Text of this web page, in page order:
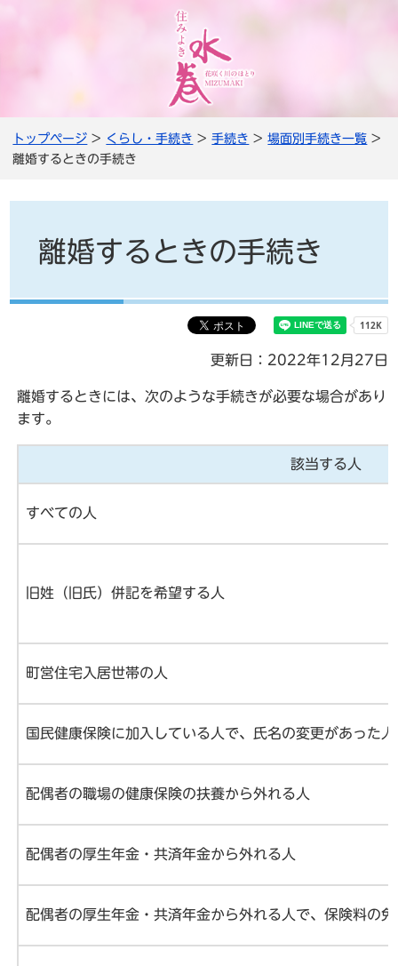
トップページ > くらし・手続き >手続き >場面別手続き一覧 >
離婚するときの手続き
離婚するときの手続き
更新日：2022年12月27日
離婚するときには、次のような手続きが必要な場合があり
ます。
該当する人
すべての人
旧姓（旧氏）併記を希望する人
町営住宅入居世帯の人
国民健康保険に加入している人で、氏名の変更があった人
配偶者の職場の健康保険の扶養から外れる人
配偶者の厚生年金・共済年金から外れる人
配偶者の厚生年金・共済年金から外れる人で、保険料の